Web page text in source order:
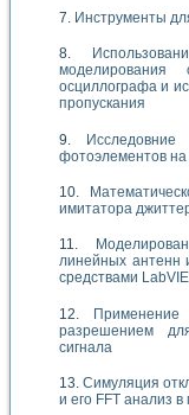
Инструменты
моделирования
осциллографа и
пропускания
фотоэлементов на
имитатора
линейных антенн
средствами
Применение
разрешением
сигнала
Симуляция
и его FFT анализ